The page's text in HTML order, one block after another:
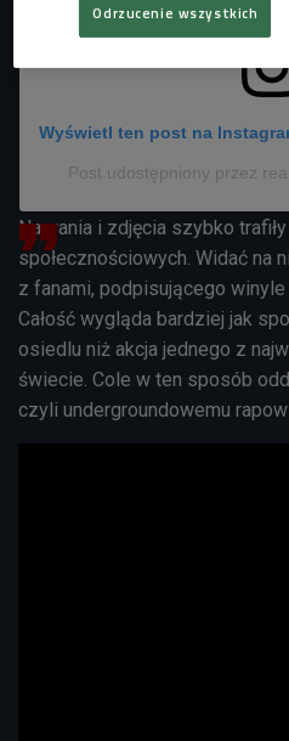
Wyświetl ten post na
Post udostępniony przez
Nagrania i zdjęcia szybko
społecznościowych. Widać na
z fanami, podpisującego winyle
Całość wygląda bardziej jak
osiedlu niż akcja jednego z
świecie. Cole w ten sposób
czyli undergroundowemu
Odrzucenie wszystkich